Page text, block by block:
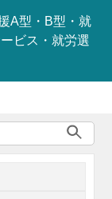
A型・B型・就
ビス・就労選